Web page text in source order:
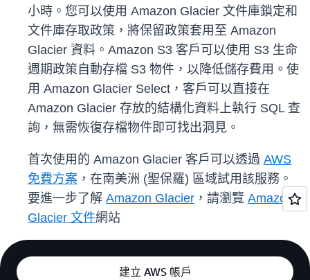
小時。您可以使用 Amazon Glacier 文件庫鎖定和
文件庫存取政策，將保留政策套用至 Amazon
Glacier 資料。Amazon S3 客戶可以使用 S3 生命
週期政策自動存檔 S3 物件，以降低儲存費用。使
用 Amazon Glacier Select，客戶可以直接在
Amazon Glacier 存放的結構化資料上執行 SQL 查
詢，無需恢復存檔物件即可找出洞見。
首次使用的 Amazon Glacier 客戶可以透過 AWS
免費方案 ，在南美洲 (聖保羅) 區域試用該服務。
要進一步了解 Amazon Glacier ，請瀏覽 Amazon
Glacier 文件網站
建立 AWS 帳戶